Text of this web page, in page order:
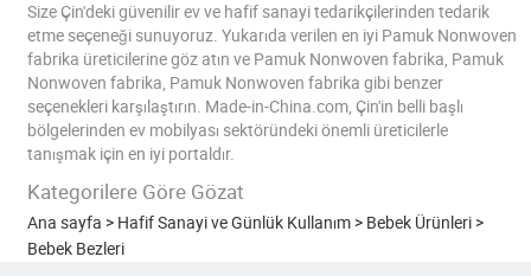
Size Çin'deki güvenilir ev ve hafif sanayi tedarikçilerinden tedarik
etme seçeneği sunuyoruz. Yukarıda verilen en iyi Pamuk Nonwoven
fabrika üreticilerine göz atın ve Pamuk Nonwoven fabrika, Pamuk
Nonwoven fabrika, Pamuk Nonwoven fabrika gibi benzer
seçenekleri karşılaştırın. Made-in-China.com, Çin'in belli başlı
bölgelerinden ev mobilyası sektöründeki önemli üreticilerle
tanışmak için en iyi portaldır.
Kategorilere Göre Gözat
Ana sayfa > Hafif Sanayi ve Günlük Kullanım > Bebek Ürünleri >
Bebek Bezleri